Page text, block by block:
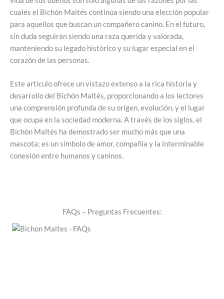
cuales el Bichón Maltés continúa siendo una elección popular
para aquellos que buscan un compañero canino. En el futuro,
sin duda seguirán siendo una raza querida y valorada,
manteniendo su legado histórico y su lugar especial en el
corazón de las personas.
Este artículo ofrece un vistazo extenso a la rica historia y
desarrollo del Bichón Maltés, proporcionando a los lectores
una comprensión profunda de su origen, evolución, y el lugar
que ocupa en la sociedad moderna. A través de los siglos, el
Bichón Maltés ha demostrado ser mucho más que una
mascota; es un símbolo de amor, compañía y la interminable
conexión entre humanos y caninos.
FAQs – Preguntas Frecuentes: